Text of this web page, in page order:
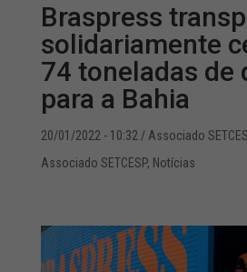
Braspress
solidariamente
74 toneladas de
para a Bahia
20/01/2022 - 10:32 / Associado
Associado SETCESP, Notícias